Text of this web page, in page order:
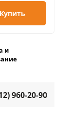
Купить
и
960-20-90